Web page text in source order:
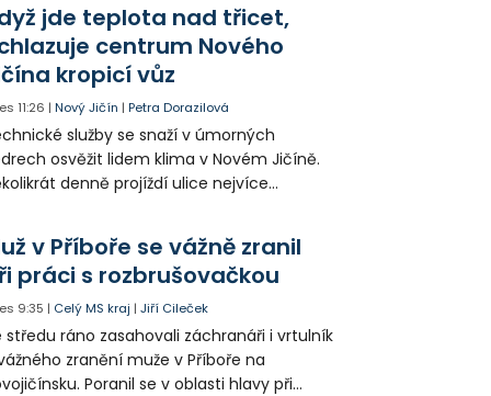
řidiče v parkovacích zónách.
jde teplota nad třicet,
centrum Nového
kropicí vůz
11:26 |Nový Jičín |Petra Dorazilová
služby se snaží v úmorných
osvěžit lidem klima v Novém Jičíně.
denně projíždí ulice nejvíce
v Příboře se vážně zranil
práci s rozbrušovačkou
9:35 | Celý MS kraj |Jiří Cileček
středu ráno zasahovali záchranáři i vrtulník
zranění muže v Příboře na
Poranil se v oblasti hlavy při